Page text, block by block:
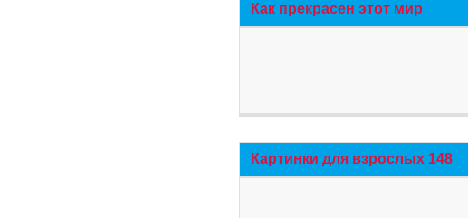
Как прекрасен этот мир
Картинки для взрослых 148